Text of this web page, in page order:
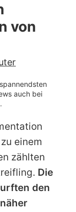
von
auch bei
einem
zählten
. Die
den